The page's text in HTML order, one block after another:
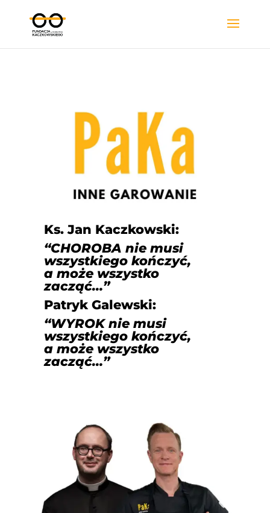
Ks. Jan Kaczkowski:
“CHOROBA nie musi
wszystkiego kończyć,
a może wszystko
zacząć…”
Patryk Galewski:
“WYROK nie musi
wszystkiego kończyć,
a może wszystko
zacząć…”